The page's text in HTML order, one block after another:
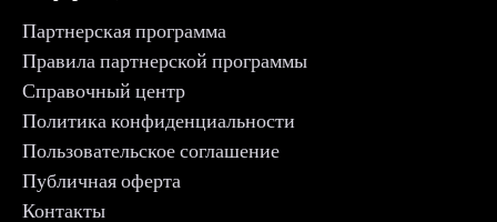
Партнерская программа
Правила партнерской программы
Справочный центр
Политика конфиденциальности
Пользовательское соглашение
Публичная оферта
Контакты